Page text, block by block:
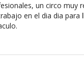
10
Puesta en
10
un circo muy
en el dia dia para